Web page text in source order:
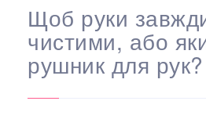
Щоб руки
чистими, або
рушник для рук?